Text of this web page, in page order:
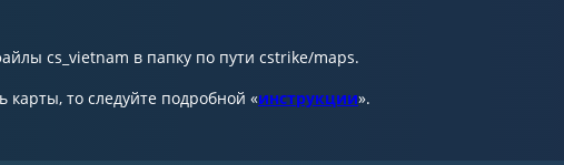
cs_vietnam в папку по пути cstrike/maps.
карты, то следуйте подробной «инструкции».